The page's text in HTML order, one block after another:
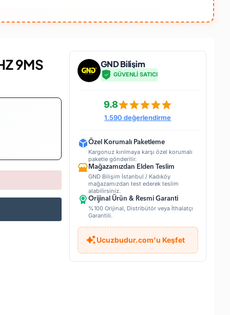
9MS
GND Bilişim
GÜVENLİ SATICI
9.8
1.590 değerlendirme
Özel Korumalı Paketleme
Kargonuz kırılmaya karşı özel korumalı
paketle gönderilir.
Mağazamızdan Elden Teslim
GND Bilişim İstanbul / Kadıköy
mağazamızdan test ederek teslim
alabilirsiniz.
Orijinal Ürün & Resmi Garanti
%100 Orijinal, Distribütör veya İthalatçı
Garantili.
Ucuzbudur.com'u Keşfet